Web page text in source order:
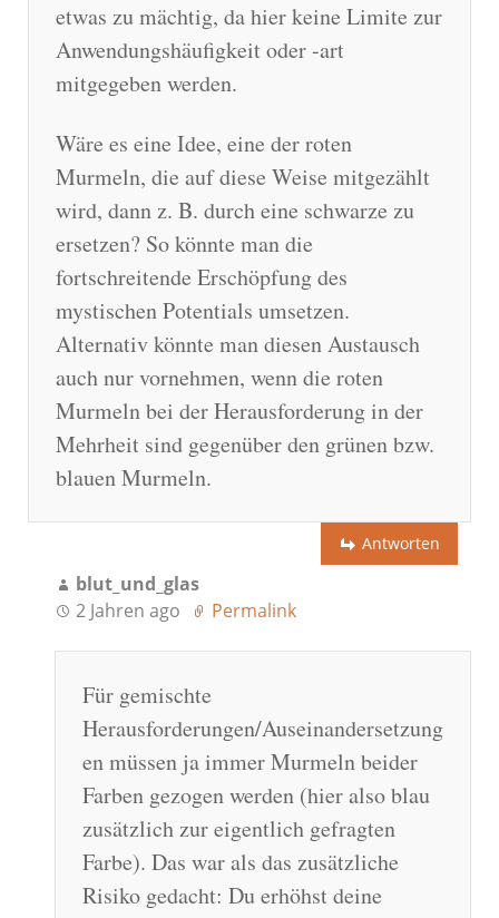
etwas zu mächtig, da hier keine Limite zur
Anwendungshäufigkeit oder -art
mitgegeben werden.
Wäre es eine Idee, eine der roten
Murmeln, die auf diese Weise mitgezählt
wird, dann z. B. durch eine schwarze zu
ersetzen? So könnte man die
fortschreitende Erschöpfung des
mystischen Potentials umsetzen.
Alternativ könnte man diesen Austausch
auch nur vornehmen, wenn die roten
Murmeln bei der Herausforderung in der
Mehrheit sind gegenüber den grünen bzw.
blauen Murmeln.
Antworten
blut_und_glas
2 Jahren ago
Permalink
Für gemischte
Herausforderungen/Auseinandersetzung
en müssen ja immer Murmeln beider
Farben gezogen werden (hier also blau
zusätzlich zur eigentlich gefragten
Farbe). Das war als das zusätzliche
Risiko gedacht: Du erhöhst deine